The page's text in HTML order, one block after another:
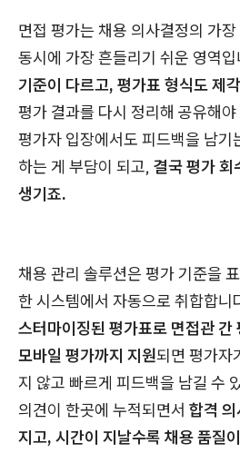
면접 평가는 채용 의사결정의 가
동시에 가장 흔들리기 쉬운 영역입
기준이 다르고, 평가표 형식도 제
평가 결과를 다시 정리해 공유해
평가자 입장에서도 피드백을 남기
하는 게 부담이 되고, 결국 평가 회
생기죠.
채용 관리 솔루션은 평가 기준을
한 시스템에서 자동으로 취합합니
스터마이징된 평가표로 면접관 간
모바일 평가까지 지원되면 평가자
지 않고 빠르게 피드백을 남길 수
의견이 한곳에 누적되면서 합격
지고, 시간이 지날수록 채용 품질